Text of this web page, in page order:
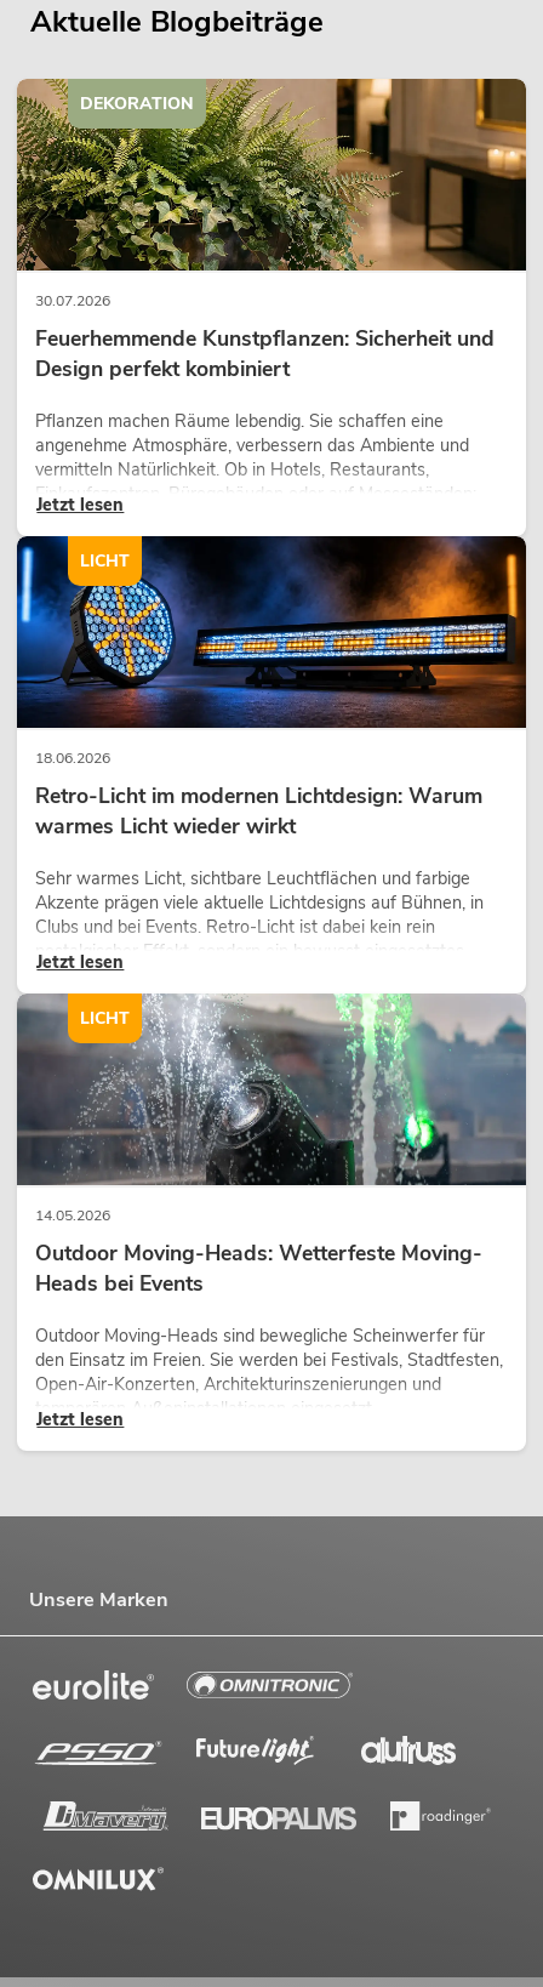
Aktuelle Blogbeiträge
30.07.2026
Feuerhemmende Kunstpflanzen: Sicherheit und
Design perfekt kombiniert
Pflanzen machen Räume lebendig. Sie schaffen eine
angenehme Atmosphäre, verbessern das Ambiente und
vermitteln Natürlichkeit. Ob in Hotels, Restaurants,
Einkaufszentren, Bürogebäuden oder auf Messeständen:
eine hochwertige Begrünung gehört heute längst zum
modernen Raumkonzept.
Jetzt lesen
DEKORATION
18.06.2026
Retro-Licht im modernen Lichtdesign: Warum
warmes Licht wieder wirkt
Sehr warmes Licht, sichtbare Leuchtflächen und farbige
Akzente prägen viele aktuelle Lichtdesigns auf Bühnen, in
Clubs und bei Events. Retro-Licht ist dabei kein rein
nostalgischer Effekt, sondern ein bewusst eingesetztes
Gestaltungsmittel: Es schafft Atmosphäre, gibt Szenen
Charakter und kann technische LED-Setups emotionaler
wirken lassen.
Jetzt lesen
LICHT
14.05.2026
Outdoor Moving-Heads: Wetterfeste Moving-
Heads bei Events
Outdoor Moving-Heads sind bewegliche Scheinwerfer für
den Einsatz im Freien. Sie werden bei Festivals, Stadtfesten,
Open-Air-Konzerten, Architekturinszenierungen und
temporären Außeninstallationen eingesetzt.
Jetzt lesen
LICHT
Unsere Marken